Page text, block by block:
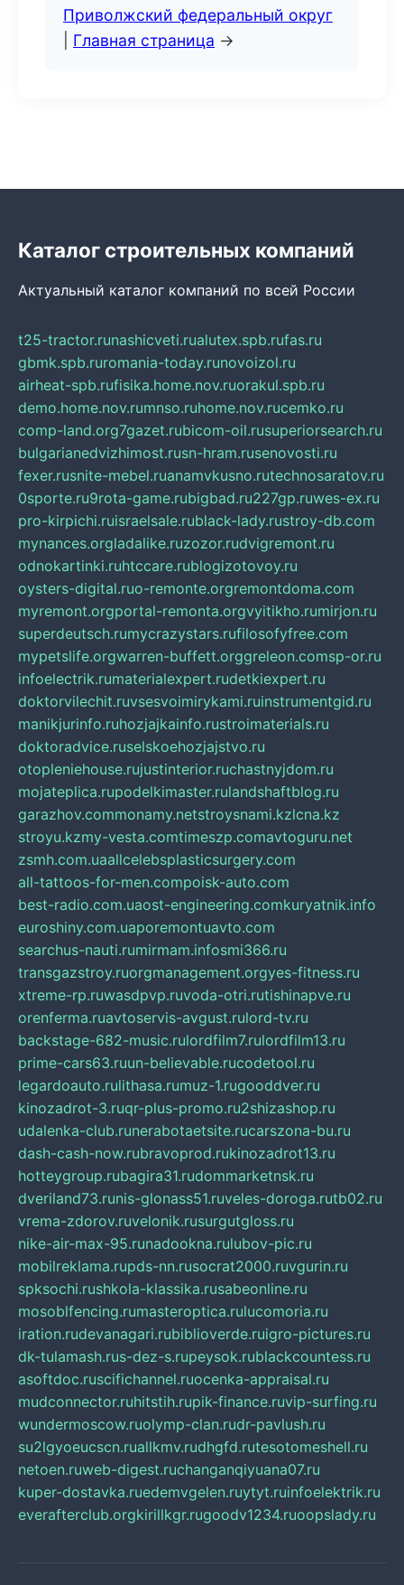
Приволжский федеральный округ
Главная страница →
Каталог строительных компаний
Актуальный каталог компаний по всей России
t25-tractor.runashicveti.rualutex.spb.rufas.ru
gbmk.spb.ruromania-today.runovoizol.ru
airheat-spb.rufisika.home.nov.ruorakul.spb.ru
demo.home.nov.rumnso.ruhome.nov.rucemko.ru
comp-land.org7gazet.rubicom-oil.rusuperiorsearch.ru
bulgarianedvizhimost.rusn-hram.rusenovosti.ru
fexer.rusnite-mebel.ruanamvkusno.rutechnosaratov.ru
0sporte.ru9rota-game.rubigbad.ru227gp.ruwes-ex.ru
pro-kirpichi.ruisraelsale.rublack-lady.rustroy-db.com
mynances.orgladalike.ruzozor.rudvigremont.ru
odnokartinki.ruhtccare.rublogizotovoy.ru
oysters-digital.ruo-remonte.orgremontdoma.com
myremont.orgportal-remonta.orgvyitikho.rumirjon.ru
superdeutsch.rumycrazystars.rufilosofyfree.com
mypetslife.orgwarren-buffett.orggreleon.comsp-or.ru
infoelectrik.rumaterialexpert.rudetkiexpert.ru
doktorvilechit.ruvsesvoimirykami.ruinstrumentgid.ru
manikjurinfo.ruhozjajkainfo.rustroimaterials.ru
doktoradvice.ruselskoehozjajstvo.ru
otopleniehouse.rujustinterior.ruchastnyjdom.ru
mojateplica.rupodelkimaster.rulandshaftblog.ru
garazhov.commonamy.netstroysnami.kzlcna.kz
stroyu.kzmy-vesta.comtimeszp.comavtoguru.net
zsmh.com.uaallcelebsplasticsurgery.com
all-tattoos-for-men.compoisk-auto.com
best-radio.com.uaost-engineering.comkuryatnik.info
euroshiny.com.uaporemontuavto.com
searchus-nauti.rumirmam.infosmi366.ru
transgazstroy.ruorgmanagement.orgyes-fitness.ru
xtreme-rp.ruwasdpvp.ruvoda-otri.rutishinapve.ru
orenferma.ruavtoservis-avgust.rulord-tv.ru
backstage-682-music.rulordfilm7.rulordfilm13.ru
prime-cars63.ruun-believable.rucodetool.ru
legardoauto.rulithasa.rumuz-1.rugooddver.ru
kinozadrot-3.ruqr-plus-promo.ru2shizashop.ru
udalenka-club.runerabotaetsite.rucarszona-bu.ru
dash-cash-now.rubravoprod.rukinozadrot13.ru
hotteygroup.rubagira31.rudommarketnsk.ru
dveriland73.runis-glonass51.ruveles-doroga.rutb02.ru
vrema-zdorov.ruvelonik.rusurgutgloss.ru
nike-air-max-95.runadookna.rulubov-pic.ru
mobilreklama.rupds-nn.rusocrat2000.ruvgurin.ru
spksochi.rushkola-klassika.rusabeonline.ru
mosoblfencing.rumasteroptica.rulucomoria.ru
iration.rudevanagari.rubiblioverde.ruigro-pictures.ru
dk-tulamash.rus-dez-s.rupeysok.rublackcountess.ru
asoftdoc.ruscifichannel.ruocenka-appraisal.ru
mudconnector.ruhitstih.rupik-finance.ruvip-surfing.ru
wundermoscow.ruolymp-clan.rudr-pavlush.ru
su2lgyoeucscn.ruallkmv.rudhgfd.rutesotomeshell.ru
netoen.ruweb-digest.ruchanganqiyuana07.ru
kuper-dostavka.ruedemvgelen.ruytyt.ruinfoelektrik.ru
everafterclub.orgkirillkgr.rugoodv1234.ruoopslady.ru